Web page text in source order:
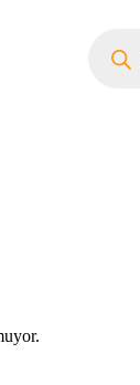
search